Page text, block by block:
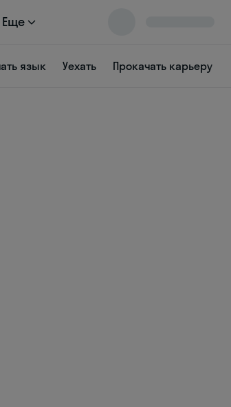
Еще
язык Уехать Прокачать карьеру